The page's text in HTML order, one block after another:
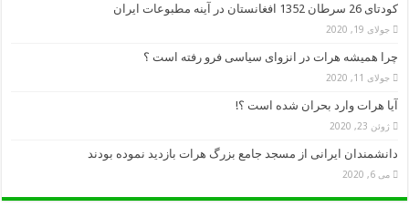
کودتای 26 سرطان 1352 افغانستان در آینه مطبوعات ایران
جولای 19, 2020
چرا همیشه هرات در انزوای سیاسی فرو رفته است ؟
جولای 11, 2020
آیا هرات وارد بحران شده است ؟!
ژوئن 23, 2020
دانشمندان ایرانی از مسجد جامع بزرگ هرات بازدید نموده بودند
می 6, 2020